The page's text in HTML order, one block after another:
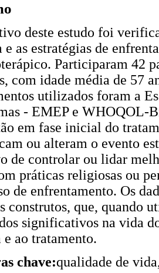
deste estudo foi
e as estratégias de
Participaram 42
com idade média de 57
utilizados foram a
- EMEP e WHOQOL-
em fase inicial do
ou alteram o evento
de controlar ou lidar
práticas religiosas ou
de enfrentamento. Os
construtos, que, quando
significativos na vida
e ao tratamento.
chave:qualidade de